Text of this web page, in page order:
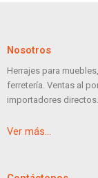
Nosotros
Herrajes para
ferretería. Ventas al
importadores directos.
Ver más…